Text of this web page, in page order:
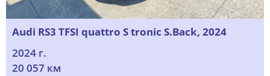
Audi RS3 TFSI quattro S tronic S.Back, 2024
2024 г.
20 057 км